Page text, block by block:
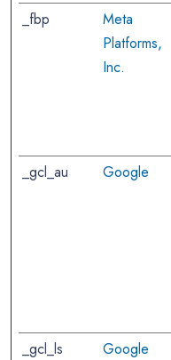
_fbp
Meta
Platforms,
Inc.
_gcl_au Google
_gcl_ls Google